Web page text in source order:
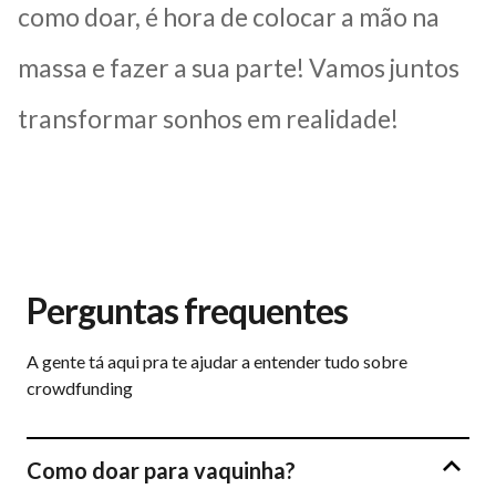
como doar, é hora de colocar a mão na
massa e fazer a sua parte! Vamos juntos
transformar sonhos em realidade!
Perguntas frequentes
A gente tá aqui pra te ajudar a entender tudo sobre
crowdfunding
Como doar para vaquinha?